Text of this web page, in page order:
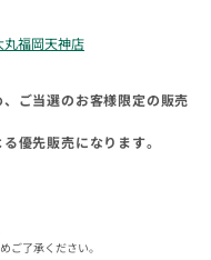
丸福岡天神店
ご当選のお客様限定の販売
優先販売になります。
ご了承ください。